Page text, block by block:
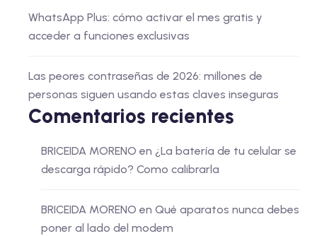
WhatsApp Plus: cómo activar el mes gratis y
acceder a funciones exclusivas
Las peores contraseñas de 2026: millones de
personas siguen usando estas claves inseguras
Comentarios recientes
BRICEIDA MORENO en ¿La batería de tu celular se
descarga rápido? Como calibrarla
BRICEIDA MORENO en Qué aparatos nunca debes
poner al lado del modem